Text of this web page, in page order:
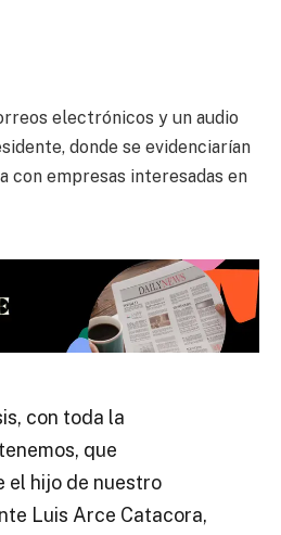
electrónicos y un audio
donde se evidenciarían
con empresas interesadas en
con toda la
que
el hijo de nuestro
Luis Arce Catacora,